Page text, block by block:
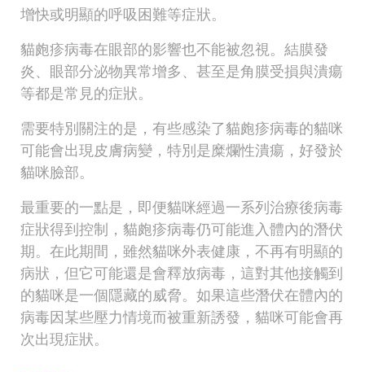
增快或明顯的呼吸困難等症狀。
貓皰疹病毒在眼部的影響也不能被忽視。結膜發
炎、眼部分泌物異常增多、甚至是角膜受損與潰瘍
等都是常見的症狀。
需要特別關注的是，有些感染了貓皰疹病毒的貓咪
可能會出現皮膚病變，特別是糜爛性潰瘍，好發於
貓咪臉部。
最重要的一點是，即便貓咪經過一系列治療後病毒
症狀得到控制，貓皰疹病毒仍可能進入體內的潛伏
期。在此期間，雖然貓咪外表健康，不再有明顯的
病狀，但它可能還是會釋放病毒，這對其他接觸到
的貓咪是一個隱藏的威脅。如果這些潛伏在體內的
病毒因某些壓力情境而被重新誘發，貓咪可能會再
次出現症狀。